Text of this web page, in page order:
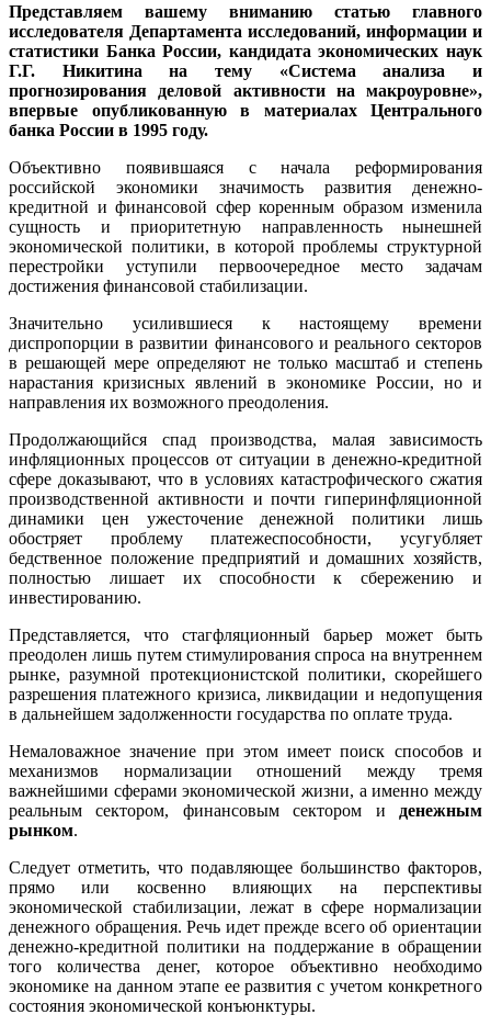
Представляем вашему вниманию статью главного
исследователя Департамента исследований, информации и
статистики Банка России, кандидата экономических наук
Г.Г. Никитина на тему «Система анализа и
прогнозирования деловой активности на макроуровне»,
впервые опубликованную в материалах Центрального
банка России в 1995 году.
Объективно появившаяся с начала реформирования
российской экономики значимость развития денежно-
кредитной и финансовой сфер коренным образом изменила
сущность и приоритетную направленность нынешней
экономической политики, в которой проблемы структурной
перестройки уступили первоочередное место задачам
достижения финансовой стабилизации.
Значительно усилившиеся к настоящему времени
диспропорции в развитии финансового и реального секторов
в решающей мере определяют не только масштаб и степень
нарастания кризисных явлений в экономике России, но и
направления их возможного преодоления.
Продолжающийся спад производства, малая зависимость
инфляционных процессов от ситуации в денежно-кредитной
сфере доказывают, что в условиях катастрофического сжатия
производственной активности и почти гиперинфляционной
динамики цен ужесточение денежной политики лишь
обостряет проблему платежеспособности, усугубляет
бедственное положение предприятий и домашних хозяйств,
полностью лишает их способности к сбережению и
инвестированию.
Представляется, что стагфляционный барьер может быть
преодолен лишь путем стимулирования спроса на внутреннем
рынке, разумной протекционистской политики, скорейшего
разрешения платежного кризиса, ликвидации и недопущения
в дальнейшем задолженности государства по оплате труда.
Немаловажное значение при этом имеет поиск способов и
механизмов нормализации отношений между тремя
важнейшими сферами экономической жизни, а именно между
реальным сектором, финансовым сектором и денежным
рынком.
Следует отметить, что подавляющее большинство факторов,
прямо или косвенно влияющих на перспективы
экономической стабилизации, лежат в сфере нормализации
денежного обращения. Речь идет прежде всего об ориентации
денежно-кредитной политики на поддержание в обращении
того количества денег, которое объективно необходимо
экономике на данном этапе ее развития с учетом конкретного
состояния экономической конъюнктуры.